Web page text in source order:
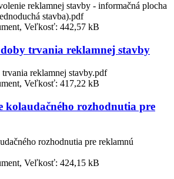
reklamnej stavby - informačná plocha
stavba).pdf
Veľkosť: 442,57 kB
trvania reklamnej stavby
reklamnej stavby.pdf
Veľkosť: 417,22 kB
kolaudačného rozhodnutia pre
rozhodnutia pre reklamnú
Veľkosť: 424,15 kB